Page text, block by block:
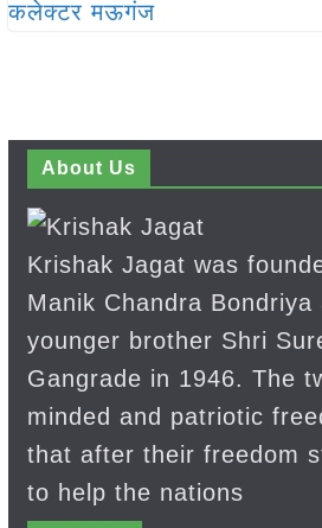
About Us
Krishak Jagat was
Manik Chandra Bondriya
younger brother Shri
Gangrade in 1946. The
minded and patriotic
that after their freedom
to help the nations